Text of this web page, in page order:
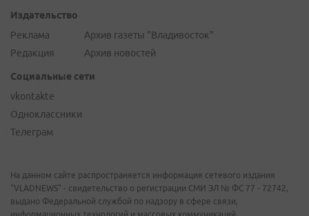
Издательство
Реклама
Редакция
Архив газеты "Владивосток"
Архив новостей
Социальные сети
vkontakte
Одноклассники
Телеграм
На данном сайте распространяется информация сетевого издания
"VLADNEWS" - свидетельство о регистрации СМИ ЭЛ № ФС 77 - 72742,
выдано Федеральной службой по надзору в сфере связи,